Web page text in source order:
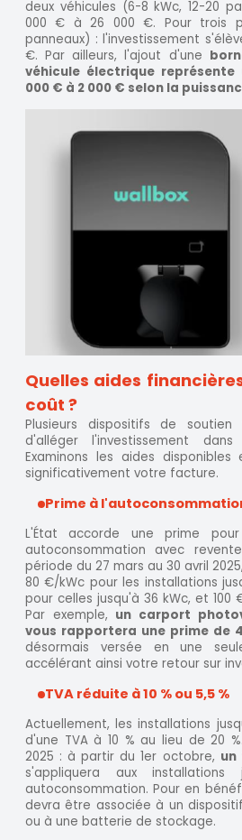
deux véhicules (6-8 kWc, 12-20
000 € à 26 000 €. Pour trois
panneaux) : l'investissement
€. Par ailleurs, l'ajout d'une
véhicule électrique représente
000 € à 2 000 € selon la
Quelles aides
coût ?
Plusieurs dispositifs de
d'alléger l'investissement
Examinons les aides
significativement votre facture.
Prime à
L'État accorde une prime
autoconsommation avec
période du 27 mars au 30 avril
80 €/kWc pour les installations
pour celles jusqu'à 36 kWc, et 100
Par exemple, un carport
vous rapportera une prime de
désormais versée en une
accélérant ainsi votre retour sur
TVA réduite à 10 % ou 5,5 %
Actuellement, les installations
d'une TVA à 10 % au lieu de 20
2025 : à partir du 1er octobre, un
s'appliquera aux
autoconsommation. Pour en
devra être associée à un
ou à une batterie de stockage.